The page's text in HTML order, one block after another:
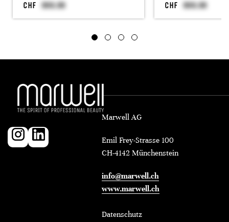
CHF CHF
Marwell AG
Emil Frey-Strasse 100
CH-4142 Münchenstein
info@marwell.ch
www.marwell.ch
Datenschutz